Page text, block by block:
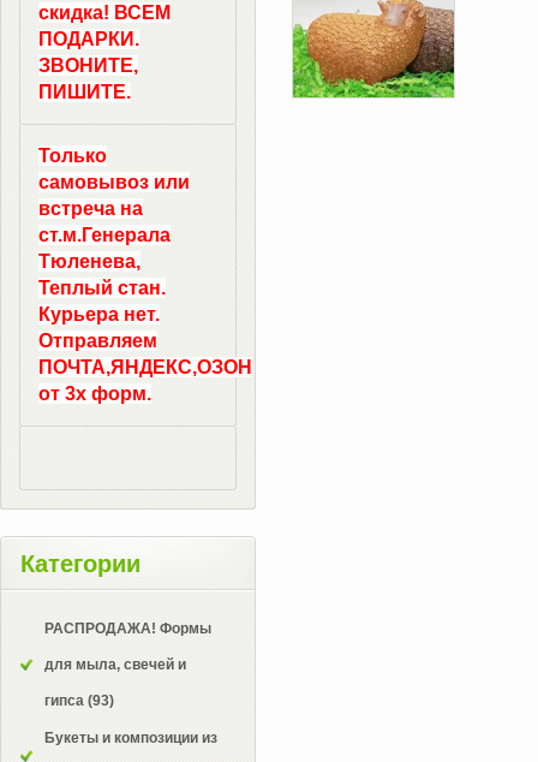
скидка! ВСЕМ
ПОДАРКИ.
ЗВОНИТЕ,
ПИШИТЕ.
Только
самовывоз или
встреча на
ст.м.Генерала
Тюленева,
Теплый стан.
Курьера нет.
Отправляем
ПОЧТА,ЯНДЕКС,ОЗОН
от 3х форм.
Категории
РАСПРОДАЖА! Формы
для мыла, свечей и
гипса (93)
Букеты и композиции из